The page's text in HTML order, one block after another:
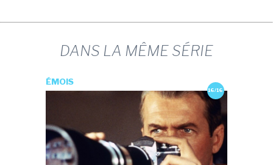
DANS LA MÊME SÉRIE
16/16
ÉMOIS